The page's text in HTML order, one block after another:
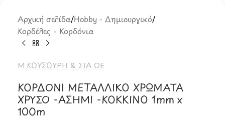
Αρχική σελίδα/Hobby - Δημιουργικό/
Κορδέλες - Κορδόνια
Μ.ΚΟΥΣΟΥΡΗ & ΣΙΑ ΟΕ
ΚΟΡΔΟΝΙ ΜΕΤΑΛΛΙΚΟ ΧΡΩΜΑΤΑ
ΧΡΥΣΟ -ΑΣΗΜΙ -ΚΟΚΚΙΝΟ 1mm x
100m